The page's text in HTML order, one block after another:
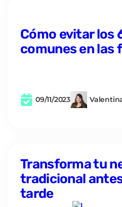
Cómo evitar los
comunes en las
09/11/2023
Transforma tu
tradicional
tarde